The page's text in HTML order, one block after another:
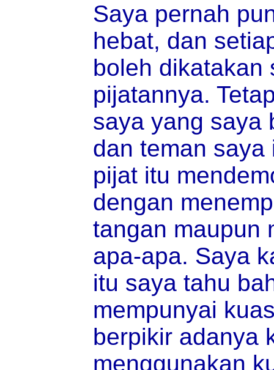
Saya pernah
hebat, dan
boleh dikatakan
pijatannya.
saya yang saya
dan teman
pijat itu
dengan
tangan maupun
apa-apa. Saya
itu saya tahu
mempunyai
berpikir adanya
menggunakan